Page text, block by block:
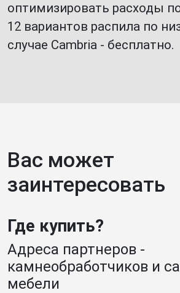
оптимизировать расходы
12 вариантов распила по
случае Cambria - бесплатно.
Вас может
заинтересовать
Где купить?
Адреса партнеров -
камнеобработчиков и
мебели